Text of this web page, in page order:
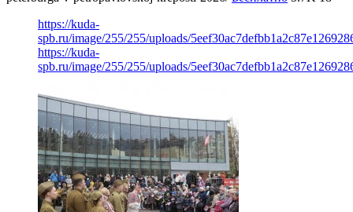
https://kuda-
spb.ru/image/255/255/uploads/
https://kuda-
spb.ru/image/255/255/uploads/